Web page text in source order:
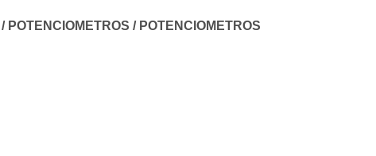
/ POTENCIOMETROS / POTENCIOMETROS